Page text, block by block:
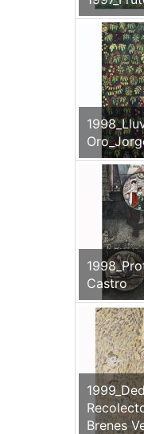
Castro
Brenes